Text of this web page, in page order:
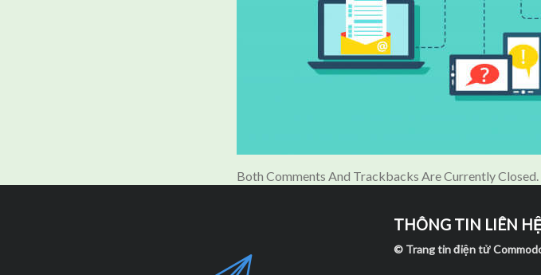
Both Comments And Trackbacks Are Currently Closed.
THÔNG TIN LIÊN
© Trang tin điện tử